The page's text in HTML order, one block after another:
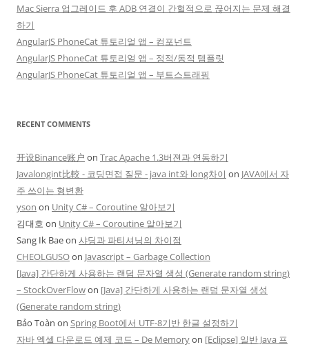
Mac Sierra 업그레이드 후 ADB 연결이 간헐적으로 끊어지는 문제 해결
하기
AngularJS PhoneCat 튜토리얼 앱 – 컴포넌트
AngularJS PhoneCat 튜토리얼 앱 – 정적/동적 템플릿
AngularJS PhoneCat 튜토리얼 앱 – 부트스트래핑
RECENT COMMENTS
开设Binance账户 on Trac Apache 1.3버젼과 연동하기
Javalongint比較 - 코딩면접 질문 - java int와 long차이 on JAVA에서 자
주 쓰이는 형변환
yson on Unity C# – Coroutine 알아보기
김대호 on Unity C# – Coroutine 알아보기
Sang Ik Baeon 샤딩과 파티셔닝의 차이점
CHEOLGUSOon Javascript – Garbage Collection
[Java] 간단하게 사용하는 랜덤 문자열 생성 (Generate random string)
– StockOverFlowon [Java] 간단하게 사용하는 랜덤 문자열 생성
(Generate random string)
Bảo Toàn on Spring Boot에서 UTF-8기반 한글 설정하기
자바 엑셀 다운로드 예제 코드 – De Memoryon [Eclipse] 일반 Java 프